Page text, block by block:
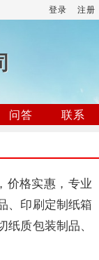
登录 注册
问答
联系
价格实惠，专业
、印刷定制纸箱
质包装制品、